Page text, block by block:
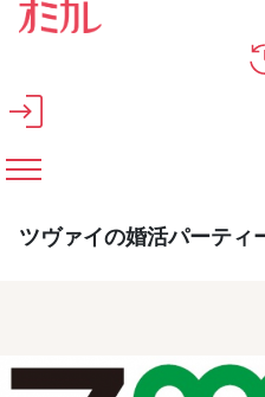
メインコンテンツへスキップ
ツヴァイの婚活パーティ